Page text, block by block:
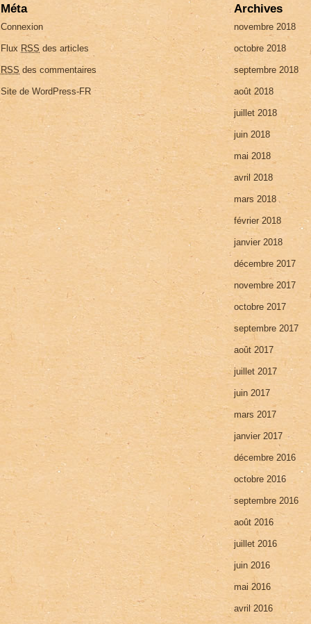
Méta
Connexion
Flux RSS des articles
RSS des commentaires
Site de WordPress-FR
Archives
novembre 2018
octobre 2018
septembre 2018
août 2018
juillet 2018
juin 2018
mai 2018
avril 2018
mars 2018
février 2018
janvier 2018
décembre 2017
novembre 2017
octobre 2017
septembre 2017
août 2017
juillet 2017
juin 2017
mars 2017
janvier 2017
décembre 2016
octobre 2016
septembre 2016
août 2016
juillet 2016
juin 2016
mai 2016
avril 2016